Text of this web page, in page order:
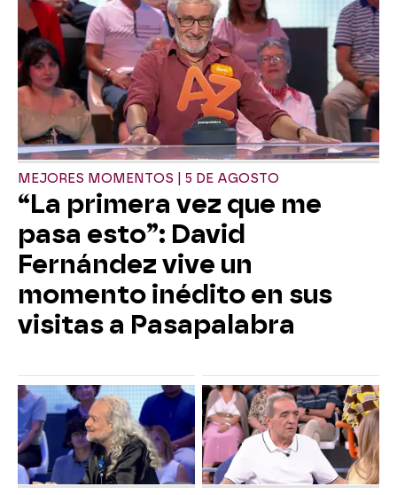
MEJORES MOMENTOS | 5 DE AGOSTO
“La primera vez que me
pasa esto”: David
Fernández vive un
momento inédito en sus
visitas a Pasapalabra